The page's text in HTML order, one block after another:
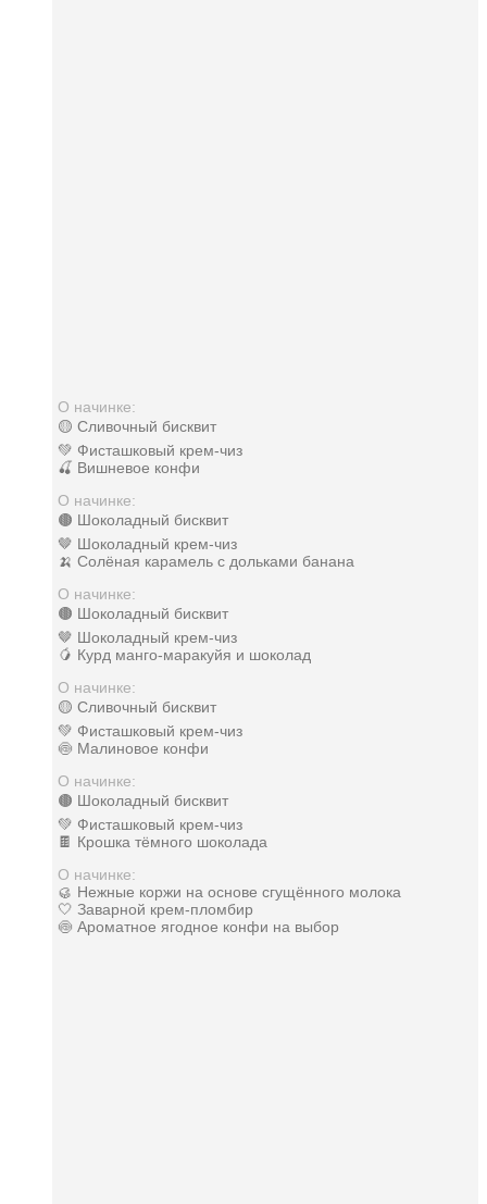
О начинке:
🟡 Сливочный бисквит
💚 Фисташковый крем-чиз
🍒 Вишневое конфи
О начинке:
🟤 Шоколадный бисквит
🤎 Шоколадный крем-чиз
🍌 Солёная карамель с дольками банана
О начинке:
🟤 Шоколадный бисквит
🤎 Шоколадный крем-чиз
🥭 Курд манго-маракуйя и шоколад
О начинке:
🟡 Сливочный бисквит
💚 Фисташковый крем-чиз
🍥 Малиновое конфи
О начинке:
🟤 Шоколадный бисквит
💚 Фисташковый крем-чиз
🍫 Крошка тёмного шоколада
О начинке:
🥮 Нежные коржи на основе сгущённого молока
🤍 Заварной крем-пломбир
🍥 Ароматное ягодное конфи на выбор